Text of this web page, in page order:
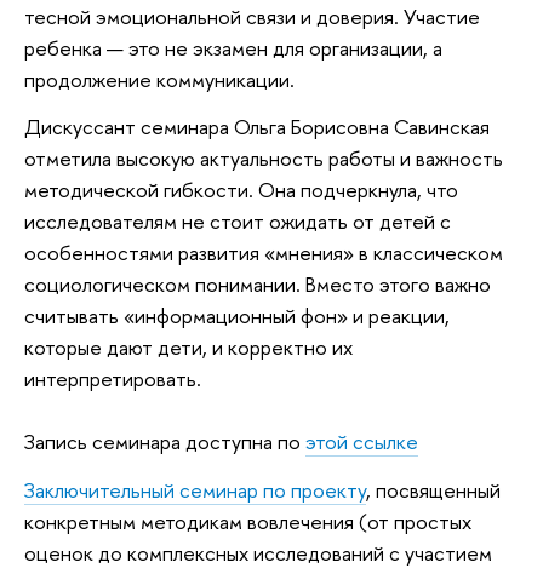
тесной эмоциональной связи и доверия. Участие
ребенка — это не экзамен для организации, а
продолжение коммуникации.
Дискуссант семинара Ольга Борисовна Савинская
отметила высокую актуальность работы и важность
методической гибкости. Она подчеркнула, что
исследователям не стоит ожидать от детей с
особенностями развития «мнения» в классическом
социологическом понимании. Вместо этого важно
считывать «информационный фон» и реакции,
которые дают дети, и корректно их
интерпретировать.
Запись семинара доступна по этой ссылке
Заключительный семинар по проекту, посвященный
конкретным методикам вовлечения (от простых
оценок до комплексных исследований с участием